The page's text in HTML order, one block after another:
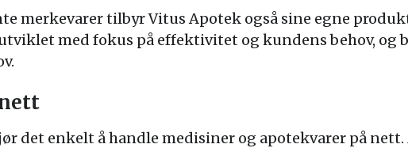
merkevarer tilbyr Vitus Apotek også sine egne
med fokus på effektivitet og kundens behov, og
det enkelt å handle medisiner og apotekvarer på